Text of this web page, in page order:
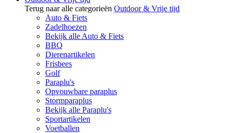
Terug naar alle categorieën Outdoor & Vrije tijd
Auto & Fiets
Zadelhoezen
Bekijk alle Auto & Fiets
BBQ
Dierenartikelen
Frisbees
Golf
Paraplu's
Opvouwbare paraplus
Stormparaplus
Bekijk alle Paraplu's
Sportartikelen
Voetballen